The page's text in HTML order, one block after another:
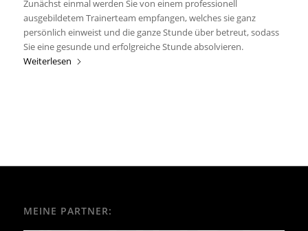
Zunächst einmal werden Sie von einem professionell
ausgebildetem Trainerteam empfangen, welches sie ganz
persönlich einweist und die ganze Stunde über betreut, sodass
Sie eine gesunde und erfolgreiche Stunde absolvieren.
Weiterlesen
MEINE PARTNER: